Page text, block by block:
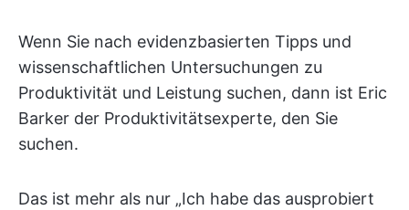
Wenn Sie nach evidenzbasierten Tipps und
wissenschaftlichen Untersuchungen zu
Produktivität und Leistung suchen, dann ist Eric
Barker der Produktivitätsexperte, den Sie
suchen.
Das ist mehr als nur „Ich habe das ausprobiert